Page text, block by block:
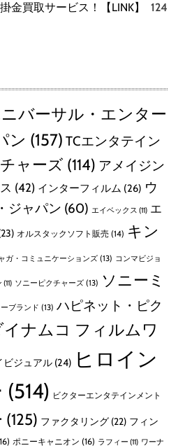
金買取サービス！【LINK】
124
バーサル・エンター
ン (157) TCエンタテイン
ャーズ (114) アメイジン
(42) インターフィルム (26) ウ
ジャパン (60) エイベックス (11) エ
オルスタックソフト販売 (14) キン
ガ・コミュニケーションズ (13) コンマビジョ
(11) ソニーピクチャーズ (13) ソニーミ
ーブランド (13) ハピネット・ピク
ナムコ フィルムワ
ビジュアル (24) ヒロイン
(514) ビクターエンタテインメント
(125) ファクタリング (22) フィン
ポニーキャニオン (16) ラフィー (11) ワーナ